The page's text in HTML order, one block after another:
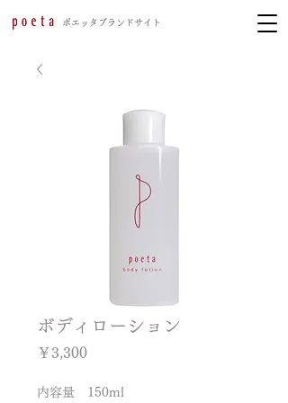
​ポエッタブランドサイト
ボディローション
￥3,300価
内容量　150ml